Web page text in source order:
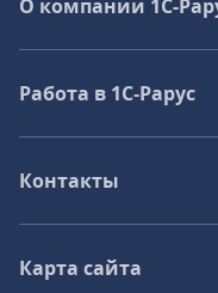
О компании 1C-
Работа в 1С‑Рарус
Контакты
Карта сайта